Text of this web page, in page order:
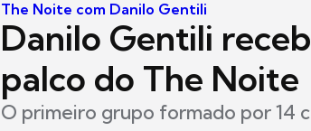
The Noite com Danilo Gentili
Danilo Gentili
palco do The Noite
O primeiro grupo formado por 14